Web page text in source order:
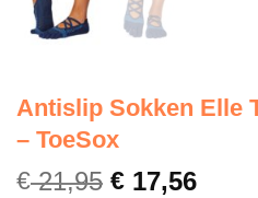
Antislip Sokken Elle
– ToeSox
€21,95 € 17,56